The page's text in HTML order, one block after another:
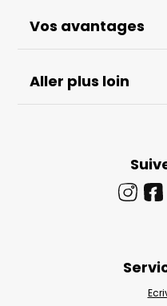
Vos avantages
Aller plus loin